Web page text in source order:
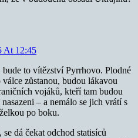
At 12:45
to vítězství Pyrrhovo. Plodné
zůstanou, budou lákavou
vojáků, kteří tam budou
– a nemálo se jich vrátí s
po boku.
dá čekat odchod statisíců